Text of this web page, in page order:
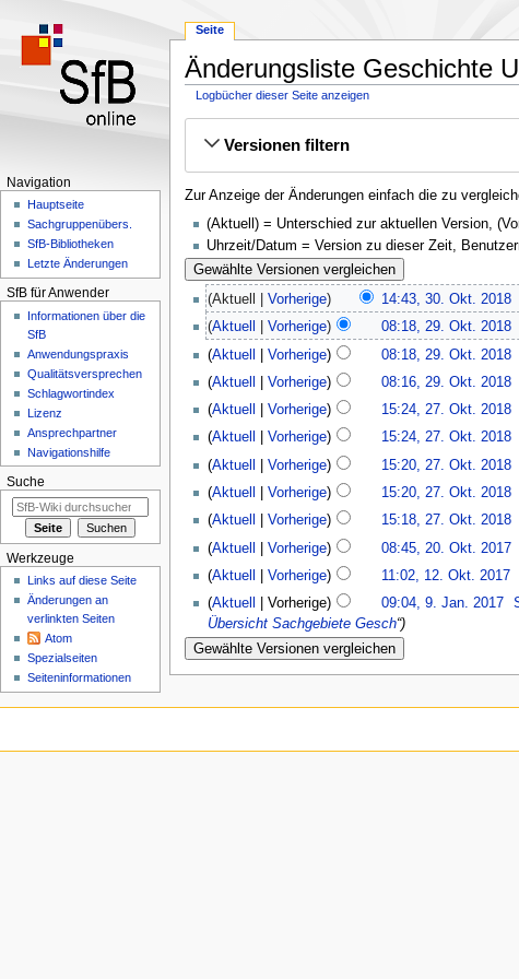
Änderungsliste Geschichte
Logbücher dieser Seite anzeigen
Navigation
springen
Suche
springen
Versionen filtern
Zur Anzeige der Änderungen einfach die zu
(Aktuell) = Unterschied zur aktuellen Version,
Uhrzeit/Datum = Version zu dieser Zeit,
Aktuell Vorherige 14:43, 30. Okt. 2018‎
Aktuell
Vorherige 08:18, 29. Okt. 2018‎
Aktuell
Vorherige 08:18, 29. Okt. 2018‎
Aktuell
Vorherige 08:16, 29. Okt. 2018‎
Aktuell
Vorherige 15:24, 27. Okt. 2018‎
Aktuell
Vorherige 15:24, 27. Okt. 2018‎
Aktuell
Vorherige 15:20, 27. Okt. 2018‎
Aktuell
Vorherige 15:20, 27. Okt. 2018‎
Aktuell
Vorherige 15:18, 27. Okt. 2018‎
Aktuell
Vorherige 08:45, 20. Okt. 2017‎
Aktuell
Vorherige 11:02, 12. Okt. 2017‎
Aktuell
Vorherige 09:04, 9. Jan. 2017‎
Übersicht Sachgebiete Gesch“
Seite
Navigation
Hauptseite
Sachgruppenübers.
SfB-Bibliotheken
Letzte Änderungen
SfB für Anwender
Informationen über die
SfB
Anwendungspraxis
Qualitätsversprechen
Schlagwortindex
Lizenz
Ansprechpartner
Navigationshilfe
Suche
Werkzeuge
Links auf diese Seite
Änderungen an
verlinkten Seiten
Atom
Spezialseiten
Seiten­informationen